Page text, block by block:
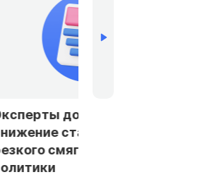
Банки в Петербурге и
Ленобласти стали чаще
отказывать заемщикам в
автокредитах